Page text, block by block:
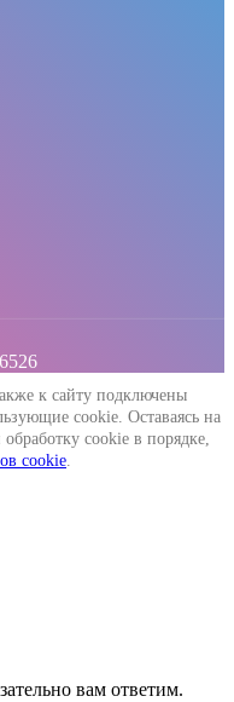
к сайту подключены
cookie. Оставаясь на
обработку cookie в порядке,
cookie.
вам ответим.